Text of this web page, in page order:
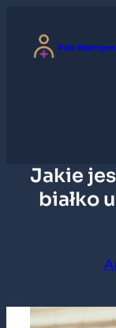
treści
Puls
Jakie
białko